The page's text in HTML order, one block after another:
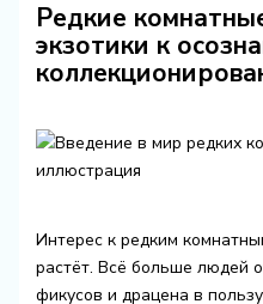
Редкие
экзотики к
Интерес к редким
растёт. Всё больше людей
фикусов и драцена в